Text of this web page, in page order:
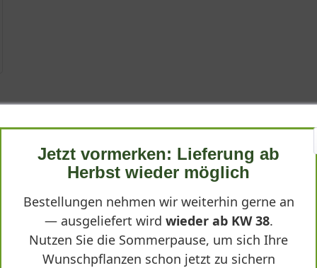
- Ulmus minor 'Jacqueline Hillier'
Jetzt vormerken: Lieferung ab
Herbst wieder möglich
Bestellungen nehmen wir weiterhin gerne an
— ausgeliefert wird wieder ab KW 38.
Nutzen Sie die Sommerpause, um sich Ihre
Wunschpflanzen schon jetzt zu sichern